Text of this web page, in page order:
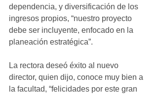
dependencia, y diversificación de los
ingresos propios, “nuestro proyecto
debe ser incluyente, enfocado en la
planeación estratégica”.
La rectora deseó éxito al nuevo
director, quien dijo, conoce muy bien a
la facultad, “felicidades por este gran